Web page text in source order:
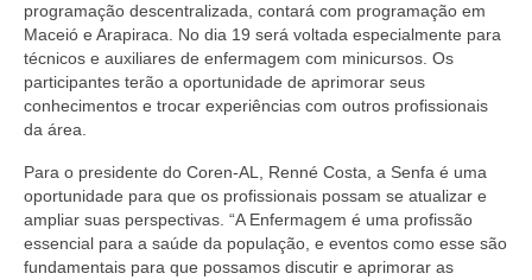
Suspensão do Exercício Profissional
Para Você
Procedimento para registro
Clube de Vantagens
Valores dos serviços
Reserva de auditório
programação descentralizada, contará com programação em
Maceió e Arapiraca. No dia 19 será voltada especialmente para
técnicos e auxiliares de enfermagem com minicursos. Os
participantes terão a oportunidade de aprimorar seus
conhecimentos e trocar experiências com outros profissionais
da área.
Para o presidente do Coren-AL, Renné Costa, a Senfa é uma
oportunidade para que os profissionais possam se atualizar e
ampliar suas perspectivas. “A Enfermagem é uma profissão
essencial para a saúde da população, e eventos como esse são
fundamentais para que possamos discutir e aprimorar as